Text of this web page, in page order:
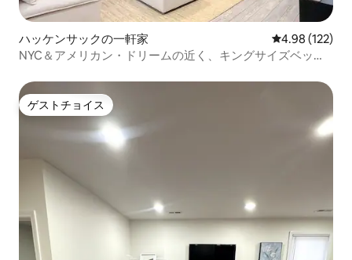
ハッケンサックの一軒家 レビュー122
4.98 (122)
NYC＆アメリカン・ドリームの近く、キングサイズベッド
ゲストチョイス
ゲストチョイス